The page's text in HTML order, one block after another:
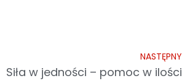
NASTĘPNY
Siła w jedności – pomoc w ilości